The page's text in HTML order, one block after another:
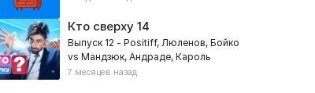
Кто сверху14
Выпуск 12 - Positiff, Люленов, Бойко
vs Мандзюк, Андраде, Кароль
7 месяцев назад